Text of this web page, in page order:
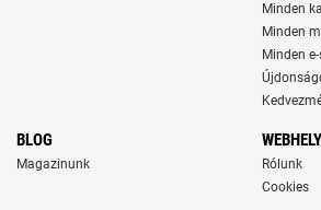
Minden
Minden
Minden
BLOG
Magazinunk
Rólunk
Cookies